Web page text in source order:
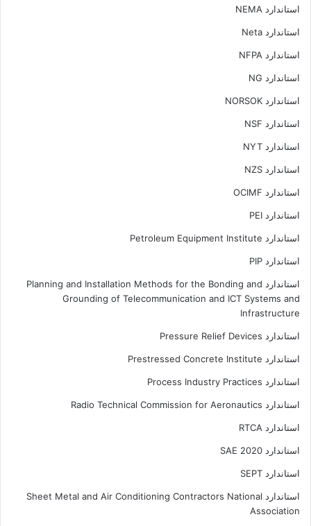
استاندارد NEMA
استاندارد Neta
استاندارد NFPA
استاندارد NG
استاندارد NORSOK
استاندارد NSF
استاندارد NYT
استاندارد NZS
استاندارد OCIMF
استاندارد PEI
استاندارد Petroleum Equipment Institute
استاندارد PIP
استاندارد Planning and Installation Methods for the Bonding and
Grounding of Telecommunication and ICT Systems and
Infrastructure
استاندارد Pressure Relief Devices
استاندارد Prestressed Concrete Institute
استاندارد Process Industry Practices
استاندارد Radio Technical Commission for Aeronautics
استاندارد RTCA
استاندارد SAE 2020
استاندارد SEPT
استاندارد Sheet Metal and Air Conditioning Contractors National
Association